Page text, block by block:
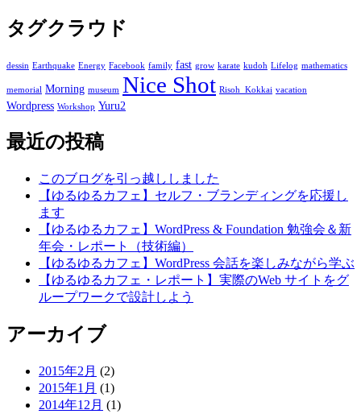
タグクラウド
dessin Earthquake Energy Facebook family fast grow karate kudoh Lifelog mathematics
memorial Morning museum Nice Shot Risoh_Kokkai vacation
Wordpress Workshop Yuru2
最近の投稿
このブログを引っ越ししました
【ゆるゆるカフェ】セルフ・ブランディングを応援し
ます
【ゆるゆるカフェ】WordPress & Foundation 勉強会＆新
年会・レポート（技術編）
【ゆるゆるカフェ】WordPress 会話を楽しみながら学ぶ
【ゆるゆるカフェ・レポート】実際のWeb サイトをグ
ループワークで設計しよう
アーカイブ
2015年2月 (2)
2015年1月 (1)
2014年12月 (1)